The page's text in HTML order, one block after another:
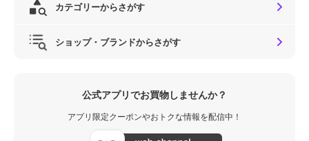
カテゴリーからさがす
ショップ・ブランドからさがす
公式アプリでお買物しませんか？
アプリ限定クーポンやおトクな情報を配信中！